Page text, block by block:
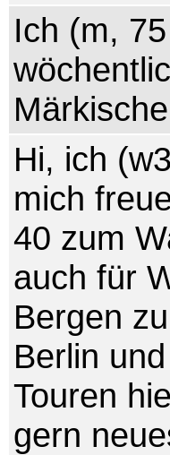
Ich (m,
Hi, ich
mich
40 zum
auch für
Bergen
Berlin
Touren
gern